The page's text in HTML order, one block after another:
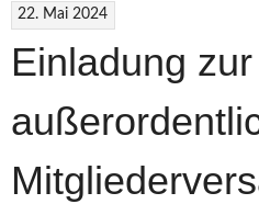
22. Mai 2024
Einladung zur